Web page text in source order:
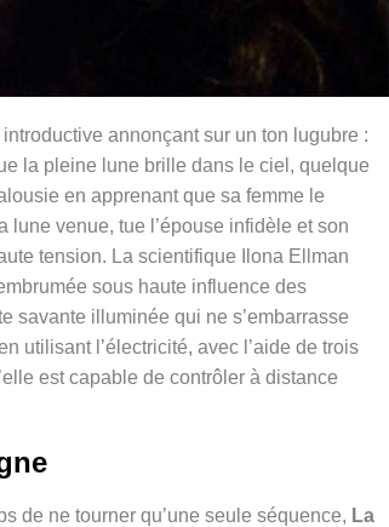
annonçant sur un ton lugubre :
la pleine lune brille dans le ciel, quelque
en apprenant que sa femme le
lune venue, tue l’épouse infidèle et son
tension. La scientifique Ilona Ellman
sous haute influence des
savante illuminée qui ne s’embarrasse
utilisant l’électricité, avec l’aide de trois
est capable de contrôler à distance
de ne tourner qu’une seule séquence, La